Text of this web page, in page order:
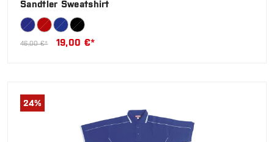
Sandtler Sweatshirt
46,00 €* 19,00 €*
24%